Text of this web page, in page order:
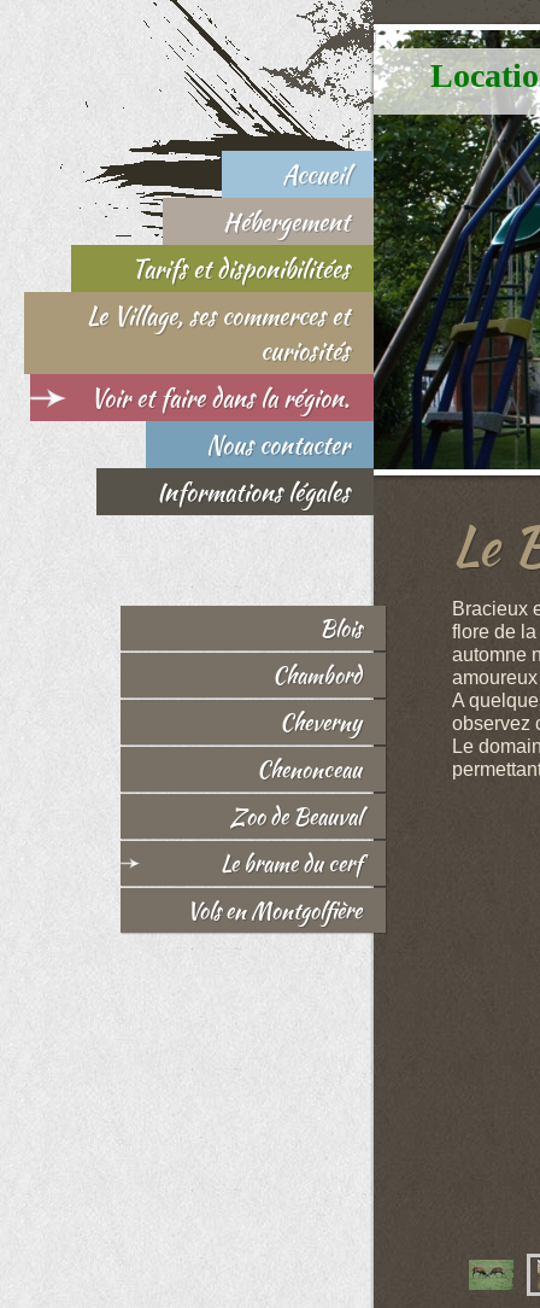
Accueil
Hébergement
Tarifs et disponibilitées
Le Village, ses commerces et
curiosités
Voir et faire dans la région.
Nous contacter
Informations légales
Blois
Chambord
Cheverny
Chenonceau
Zoo de Beauval
Le brame du cerf
Vols en Montgolfière
Le
Bracieux
flore de
automne
A
observez
Le